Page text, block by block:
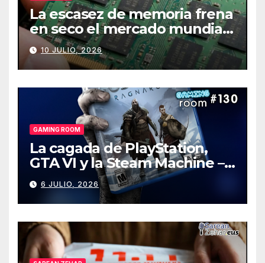
La escasez de memoria frena
en seco el mercado mundial
de PCs
10 JULIO, 2026
GAMING ROOM
La cagada de PlayStation,
GTA VI y la Steam Machine –
Gaming Room #130
6 JULIO, 2026